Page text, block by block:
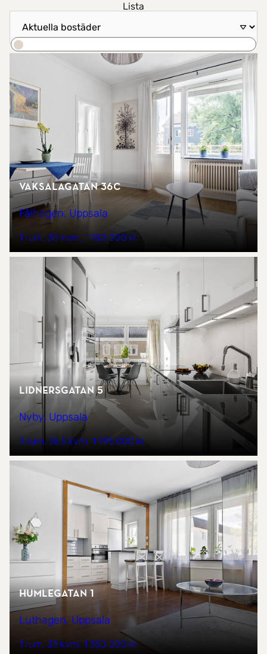
Lista
Sortera efter
Vaksalagatan 36C
Fålhagen, Uppsala
1 rum 30 kvm 1 750 000 kr
Lidnersgatan 5
Nyby, Uppsala
3 rum 76,5 kvm 1 995 000 kr
Humlegatan 1
Luthagen, Uppsala
1 rum 33 kvm 1 350 000 kr